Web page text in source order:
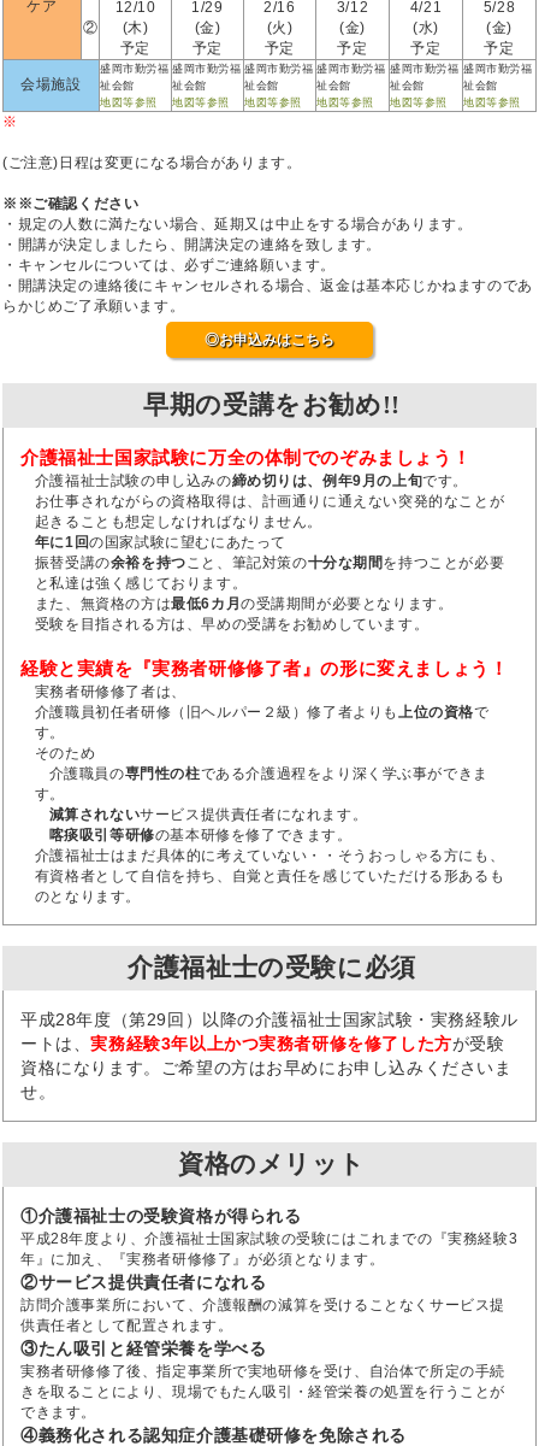
ケア
②
12/10
(木)
予定
1/29
(金)
予定
2/16
(火)
予定
3/12
(金)
予定
4/21
(水)
予定
5/28
(金)
予定
会場施設
盛岡市勤労福
祉会館
地図等参照
盛岡市勤労福
祉会館
地図等参照
盛岡市勤労福
祉会館
地図等参照
盛岡市勤労福
祉会館
地図等参照
盛岡市勤労福
祉会館
地図等参照
盛岡市勤労福
祉会館
地図等参照
※
(ご注意)日程は変更になる場合があります。
※※ご確認ください
・規定の人数に満たない場合、延期又は中止をする場合があります。
・開講が決定しましたら、開講決定の連絡を致します。
・キャンセルについては、必ずご連絡願います。
・開講決定の連絡後にキャンセルされる場合、返金は基本応じかねますのであ
らかじめご了承願います。
◎お申込みはこちら
早期の受講をお勧め!!
介護福祉士国家試験に万全の体制でのぞみましょう！
介護福祉士試験の申し込みの締め切りは、例年9月の上旬です。
お仕事されながらの資格取得は、計画通りに通えない突発的なことが
起きることも想定しなければなりません。
年に1回の国家試験に望むにあたって
振替受講の余裕を持つこと、筆記対策の十分な期間を持つことが必要
と私達は強く感じております。
また、無資格の方は最低6カ月の受講期間が必要となります。
受験を目指される方は、早めの受講をお勧めしています。
経験と実績を『実務者研修修了者』の形に変えましょう！
実務者研修修了者は、
介護職員初任者研修（旧ヘルパー２級）修了者よりも上位の資格で
す。
そのため
介護職員の専門性の柱である介護過程をより深く学ぶ事ができま
す。
減算されないサービス提供責任者になれます。
喀痰吸引等研修の基本研修を修了できます。
介護福祉士はまだ具体的に考えていない・・そうおっしゃる方にも、
有資格者として自信を持ち、自覚と責任を感じていただける形あるも
のとなります。
介護福祉士の受験に必須
平成28年度（第29回）以降の介護福祉士国家試験・実務経験ル
ートは、実務経験3年以上かつ実務者研修を修了した方が受験
資格になります。ご希望の方はお早めにお申し込みくださいま
せ。
資格のメリット
①介護福祉士の受験資格が得られる
平成28年度より、介護福祉士国家試験の受験にはこれまでの『実務経験3
年』に加え、『実務者研修修了』が必須となります。
②サービス提供責任者になれる
訪問介護事業所において、介護報酬の減算を受けることなくサービス提
供責任者として配置されます。
③たん吸引と経管栄養を学べる
実務者研修修了後、指定事業所で実地研修を受け、自治体で所定の手続
きを取ることにより、現場でもたん吸引・経管栄養の処置を行うことが
できます。
④義務化される認知症介護基礎研修を免除される